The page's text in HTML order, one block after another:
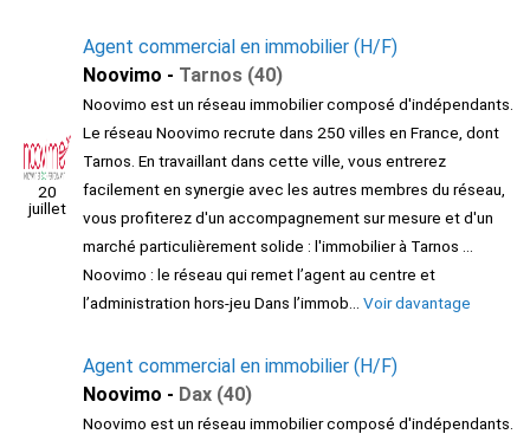
20
juillet
Agent commercial en immobilier (H/F)
Noovimo - Tarnos (40)
Noovimo est un réseau immobilier composé d'indépendants.
Le réseau Noovimo recrute dans 250 villes en France, dont
Tarnos. En travaillant dans cette ville, vous entrerez
facilement en synergie avec les autres membres du réseau,
vous profiterez d'un accompagnement sur mesure et d'un
marché particulièrement solide : l'immobilier à Tarnos ...
Noovimo : le réseau qui remet l’agent au centre et
l’administration hors-jeu Dans l’immob... Voir davantage
Agent commercial en immobilier (H/F)
Noovimo - Dax (40)
Noovimo est un réseau immobilier composé d'indépendants.